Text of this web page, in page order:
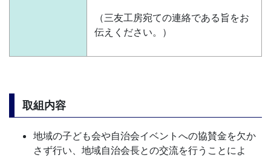
（三友工房宛ての連絡である旨をお
伝えください。）
取組内容
地域の子ども会や自治会イベントへの協賛金を欠か
さず行い、地域自治会長との交流を行うことによ